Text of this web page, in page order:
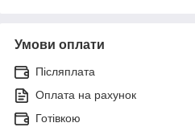
Умови оплати
Післяплата
Оплата на рахунок
Готівкою